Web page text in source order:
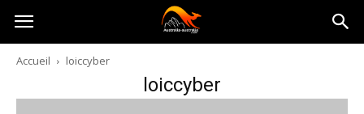
Australia-
australie.com
Accueil loiccyber
loiccyber